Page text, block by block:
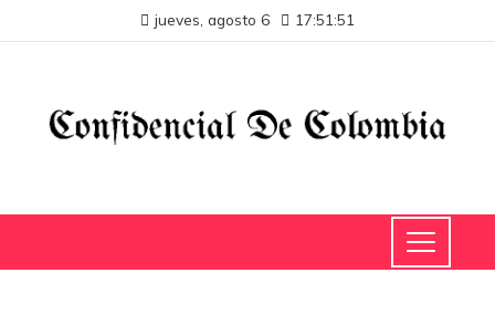
jueves, agosto 6 17:51:52